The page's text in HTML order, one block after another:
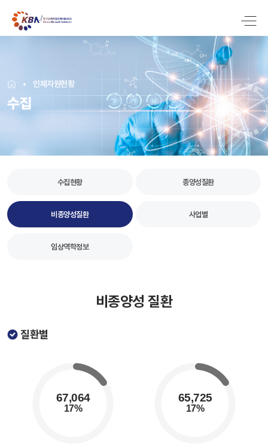
인체자원현황
수집
수집현황 종양성질환
비종양성질환 사업별
임상역학정보
비종양성 질환
질환별